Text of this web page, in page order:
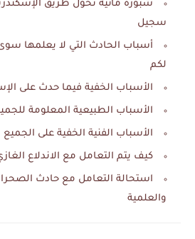
شبورة مائية تحول طريق
سجيل
أسباب الحادث التي لا يعلمها
لكم
الأسباب الخفية فيما حدث على
الأسباب الطبيعية المعلومة
الأسباب الفنية الخفية على
كيف يتم التعامل مع الاندلاع
استحالة التعامل مع حادث
والعلمية